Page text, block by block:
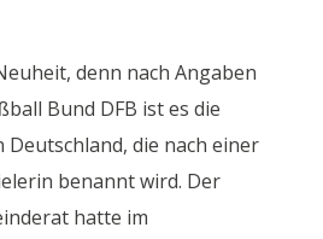
denn nach Angaben
Bund DFB ist es die
die nach einer
benannt wird. Der
hatte im